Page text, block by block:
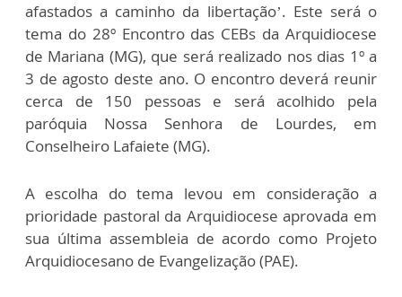
afastados a caminho da libertação’. Este será o
tema do 28º Encontro das CEBs da Arquidiocese
de Mariana (MG), que será realizado nos dias 1º a
3 de agosto deste ano. O encontro deverá reunir
cerca de 150 pessoas e será acolhido pela
paróquia Nossa Senhora de Lourdes, em
Conselheiro Lafaiete (MG).
A escolha do tema levou em consideração a
prioridade pastoral da Arquidiocese aprovada em
sua última assembleia de acordo como Projeto
Arquidiocesano de Evangelização (PAE).